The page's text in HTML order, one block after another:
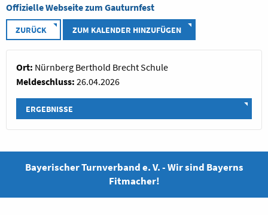
Offizielle Webseite zum Gauturnfest
ZURÜCK ZUM KALENDER HINZUFÜGEN
Ort: Nürnberg Berthold Brecht Schule
Meldeschluss: 26.04.2026
ERGEBNISSE
Bayerischer Turnverband e. V. - Wir sind Bayerns
Fitmacher!